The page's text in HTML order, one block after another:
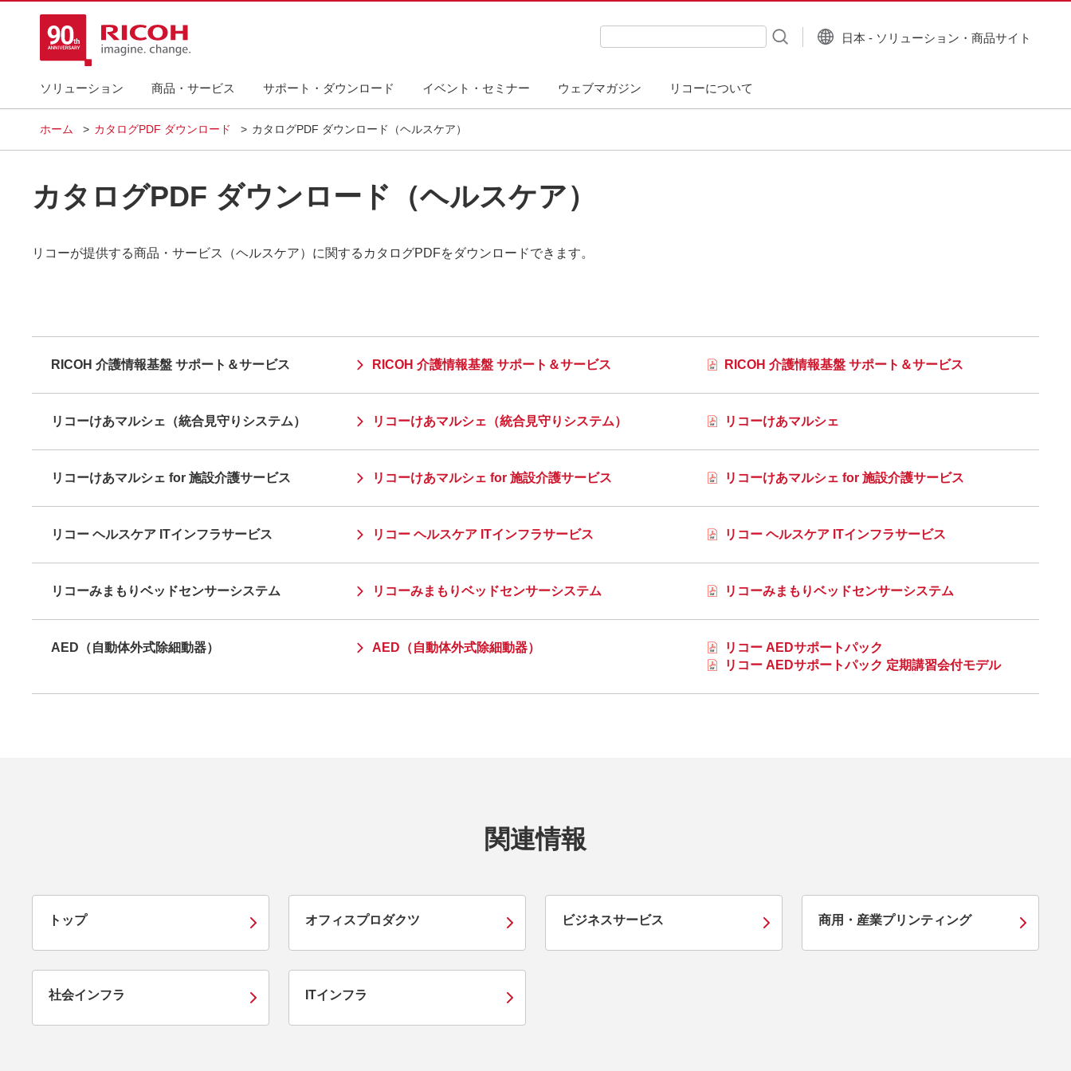
ソリューション 商品・サービス サポート・ダウンロード イベント・セミナー ウェブマガジン リコーについて
検索キーワード入力
日本 - ソリューション・商品サイト
ホーム カタログPDF ダウンロード カタログPDF ダウンロード（ヘルスケア）
カタログPDF ダウンロード（ヘルスケア）
リコーが提供する商品・サービス（ヘルスケア）に関するカタログPDFをダウンロードできます。
RICOH 介護情報基盤 サポート＆サービス RICOH 介護情報基盤 サポート＆サービス RICOH 介護情報基盤 サポート＆サービス
リコーけあマルシェ（統合見守りシステム） リコーけあマルシェ（統合見守りシステム） リコーけあマルシェ
リコーけあマルシェ for 施設介護サービス リコーけあマルシェ for 施設介護サービス リコーけあマルシェ for 施設介護サービス
リコー ヘルスケア ITインフラサービス リコー ヘルスケア ITインフラサービス リコー ヘルスケア ITインフラサービス
リコーみまもりベッドセンサーシステム リコーみまもりベッドセンサーシステム リコーみまもりベッドセンサーシステム
AED（自動体外式除細動器） AED（自動体外式除細動器）
リコー AEDサポートパック
リコー AEDサポートパック 定期講習会付モデル
関連情報
トップ オフィスプロダクツ ビジネスサービス 商⽤・産業プリンティング
社会インフラ ITインフラ